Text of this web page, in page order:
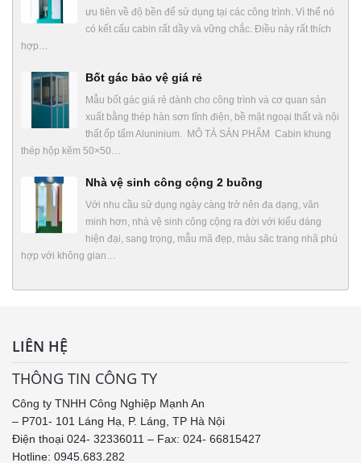
ưu tiên về độ bền để sử dụng tại các công trình. Vì thế nó
có kết cấu cabin rất dầy và vững chắc. Điều này rất thích
hợp…
Bốt gác bảo vệ giá rẻ
Mẫu bốt gác giá rẻ dành cho công trình và cơ quan sản
xuất bằng thép hàn sơn tĩnh điện, bề mặt ngoại thất và nội
thất ốp tấm Aluninium. MÔ TẢ SẢN PHẨM Cabin khung
thép hộp kẽm 50×50…
Nhà vệ sinh công cộng 2 buồng
Với nhu cầu sử dụng ngày càng trở nên đa dạng, văn
minh hơn, nhà vệ sinh công cộng ra đời với kiểu dáng
hiện đại, sang trọng, mẫu mã đẹp, màu săc trang nhã phù
hợp với không gian…
LIÊN HỆ
THÔNG TIN CÔNG TY
Công ty TNHH Công Nghiệp Mạnh An
– P701- 101 Láng Hạ, P. Láng, TP Hà Nội
Điện thoại 024- 32336011 – Fax: 024- 66815427
Hotline: 0945.683.282